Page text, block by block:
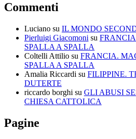
Commenti
Luciano su IL MONDO
Pierluigi Giacomoni su
SPALLA A SPALLA
Coltelli Attilio su FRANCIA.
SPALLA A SPALLA
Amalia Riccardi su FILIPPINE.
DUTERTE
riccardo borghi su GLI ABUSI
CHIESA CATTOLICA
Pagine